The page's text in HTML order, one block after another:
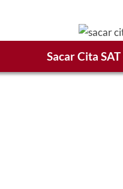
Sacar Cita